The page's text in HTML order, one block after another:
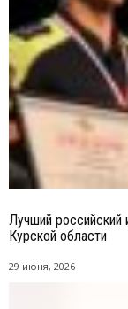
Лучший российский
Курской области
29 июня, 2026